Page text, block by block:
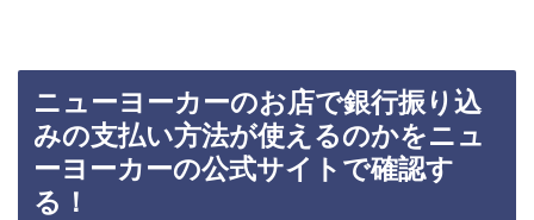
ニューヨーカーのお店で銀行振り込
みの支払い方法が使えるのかをニュ
ーヨーカーの公式サイトで確認す
る！